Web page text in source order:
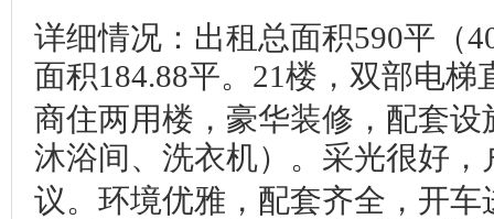
详细情况：出租总面积590平（
面积184.88平。21楼，双部电
商住两用楼，豪华装修，配套
沐浴间、洗衣机）。采光很好
议。环境优雅，配套齐全，开